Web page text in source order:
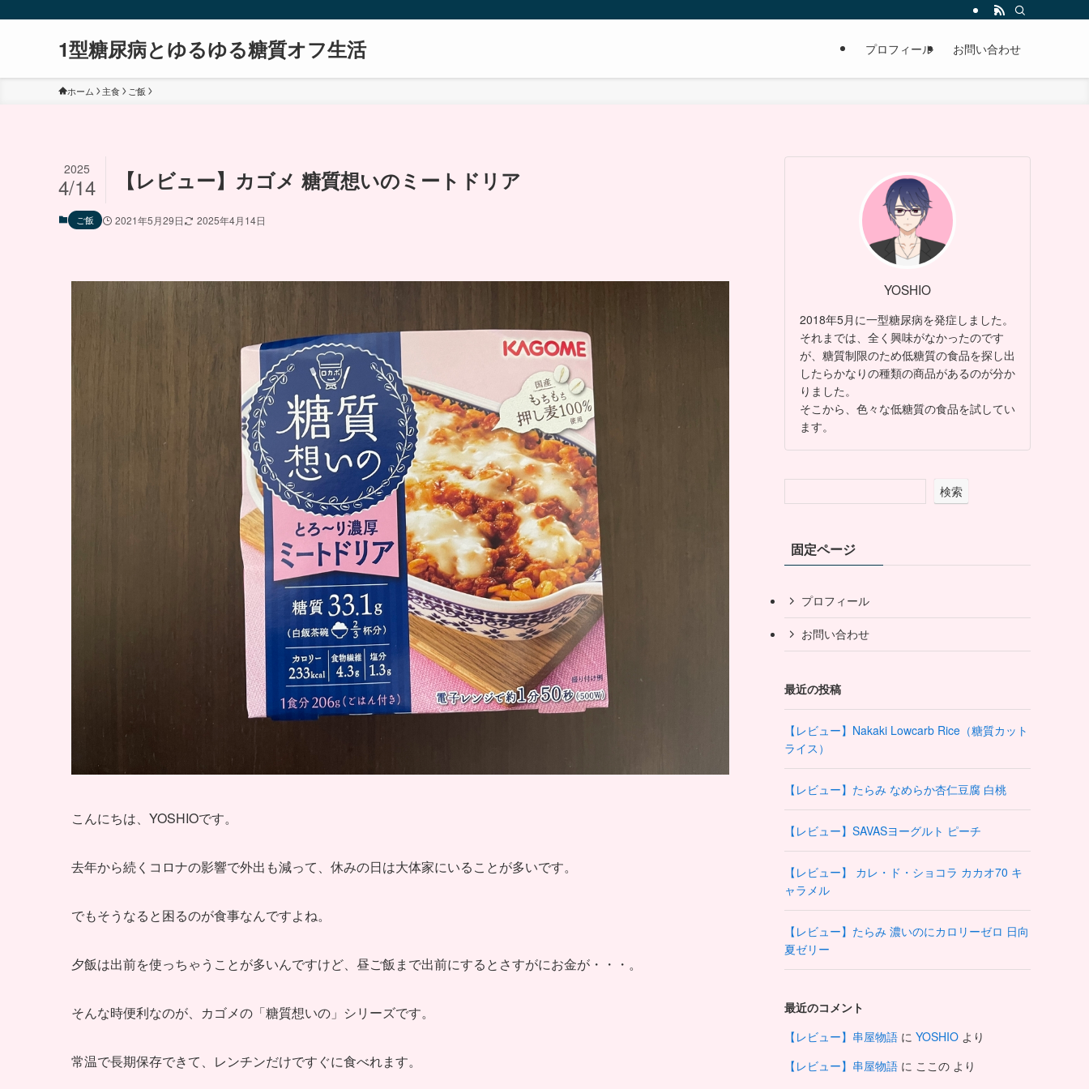
1型糖尿病とゆるゆる糖質オフ生活 プロフィール お問い合わせ
ホーム 主食 ご飯
【レビュー】カゴメ 糖質想いのミートドリア
2025
4/14
ご飯 2021年5月29日 2025年4月14日
こんにちは、YOSHIOです。
去年から続くコロナの影響で外出も減って、休みの日は大体家にいることが多いです。
でもそうなると困るのが食事なんですよね。
夕飯は出前を使っちゃうことが多いんですけど、昼ご飯まで出前にするとさすがにお金が・・・。
そんな時便利なのが、カゴメの「糖質想いの」シリーズです。
常温で長期保存できて、レンチンだけですぐに食べれます。
YOSHIO
2018年5月に一型糖尿病を発症しました。
それまでは、全く興味がなかったのです
が、糖質制限のため低糖質の食品を探し出
したらかなりの種類の商品があるのが分か
りました。
そこから、色々な低糖質の食品を試してい
ます。
検索
固定ページ
プロフィール
お問い合わせ
最近の投稿
【レビュー】Nakaki Lowcarb Rice（糖質カット
ライス）
【レビュー】たらみ なめらか杏仁豆腐 白桃
【レビュー】SAVASヨーグルト ピーチ
【レビュー】 カレ・ド・ショコラ カカオ70 キ
ャラメル
【レビュー】たらみ 濃いのにカロリーゼロ 日向
夏ゼリー
最近のコメント
【レビュー】串屋物語 に YOSHIO より
【レビュー】串屋物語 に ここの より